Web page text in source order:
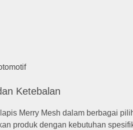
Ketebalan
Merry Mesh dalam berbagai
produk dengan kebutuhan